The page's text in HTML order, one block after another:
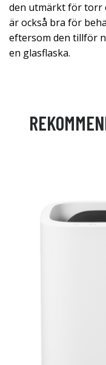
den utmärkt för torr
är också bra för
eftersom den tillför
en glasflaska.